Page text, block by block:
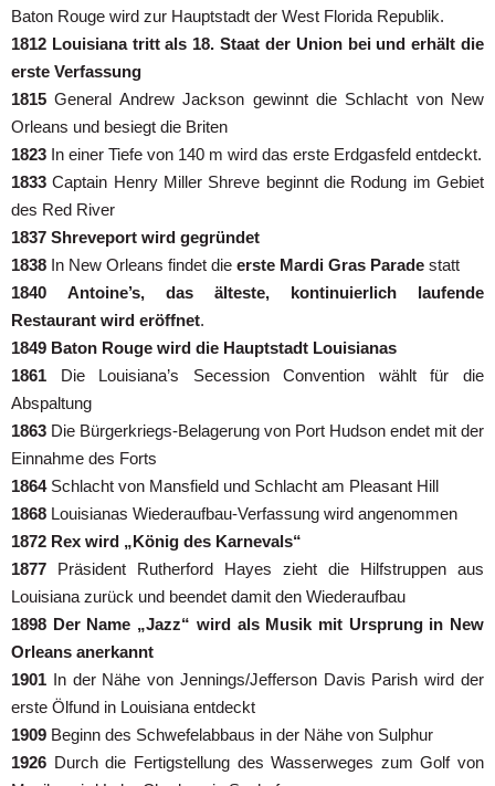
Baton Rouge wird zur Hauptstadt der West Florida Republik.
1812 Louisiana tritt als 18. Staat der Union bei und erhält die
erste Verfassung
1815 General Andrew Jackson gewinnt die Schlacht von New
Orleans und besiegt die Briten
1823 In einer Tiefe von 140 m wird das erste Erdgasfeld entdeckt.
1833 Captain Henry Miller Shreve beginnt die Rodung im Gebiet
des Red River
1837 Shreveport wird gegründet
1838 In New Orleans findet die erste Mardi Gras Parade statt
1840
Antoine’s, das älteste, kontinuierlich laufende
Restaurant wird eröffnet.
1849 Baton Rouge wird die Hauptstadt Louisianas
1861 Die Louisiana’s Secession Convention wählt für die
Abspaltung
1863 Die Bürgerkriegs-Belagerung von Port Hudson endet mit der
Einnahme des Forts
1864Schlacht von Mansfield und Schlacht am Pleasant Hill
1868 Louisianas Wiederaufbau-Verfassung wird angenommen
1872 Rex wird „König des Karnevals“
1877 Präsident Rutherford Hayes zieht die Hilfstruppen aus
Louisiana zurück und beendet damit den Wiederaufbau
1898 Der Name „Jazz“ wird als Musik mit Ursprung in New
Orleans anerkannt
1901 In der Nähe von Jennings/Jefferson Davis Parish wird der
erste Ölfund in Louisiana entdeckt
1909 Beginn des Schwefelabbaus in der Nähe von Sulphur
1926 Durch die Fertigstellung des Wasserweges zum Golf von